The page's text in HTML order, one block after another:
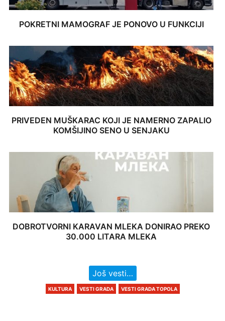
POKRETNI MAMOGRAF JE PONOVO U FUNKCIJI
PRIVEDEN MUŠKARAC KOJI JE NAMERNO ZAPALIO
KOMŠIJINO SENO U SENJAKU
DOBROTVORNI KARAVAN MLEKA DONIRAO PREKO
30.000 LITARA MLEKA
Još vesti…
KULTURA VESTI GRADA VESTI GRADA TOPOLA